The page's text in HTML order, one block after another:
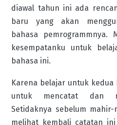
diawal tahun ini ada
baru yang akan
bahasa
kesempatanku untuk
bahasa ini.
Karena belajar untuk
untuk mencatat dan
Setidaknya sebelum
melihat kembali catatan